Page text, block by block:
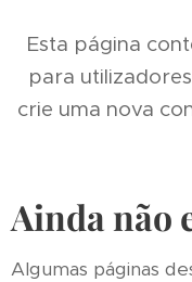
Esta página
para
crie uma nova
Ainda não
Algumas páginas